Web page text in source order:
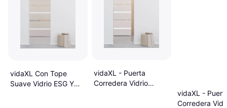
vidaXL Con Tope
Suave Vidrio ESG Y
vidaXL - Puerta
Corredera Vidrio
vidaXL -
Corredera